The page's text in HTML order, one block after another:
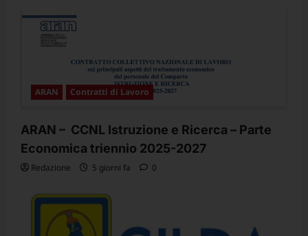
ARAN Contratti di Lavoro
ARAN – CCNL Istruzione e Ricerca – Parte
Economica triennio 2025-2027
Redazione 5 giorni fa 0